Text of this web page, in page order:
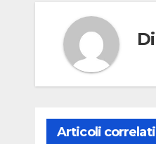
Di
Articoli correlati